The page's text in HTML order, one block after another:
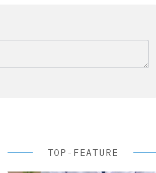
TOP-FEATURE